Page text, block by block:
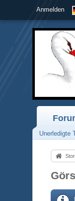
Anmelden
Unerledigte